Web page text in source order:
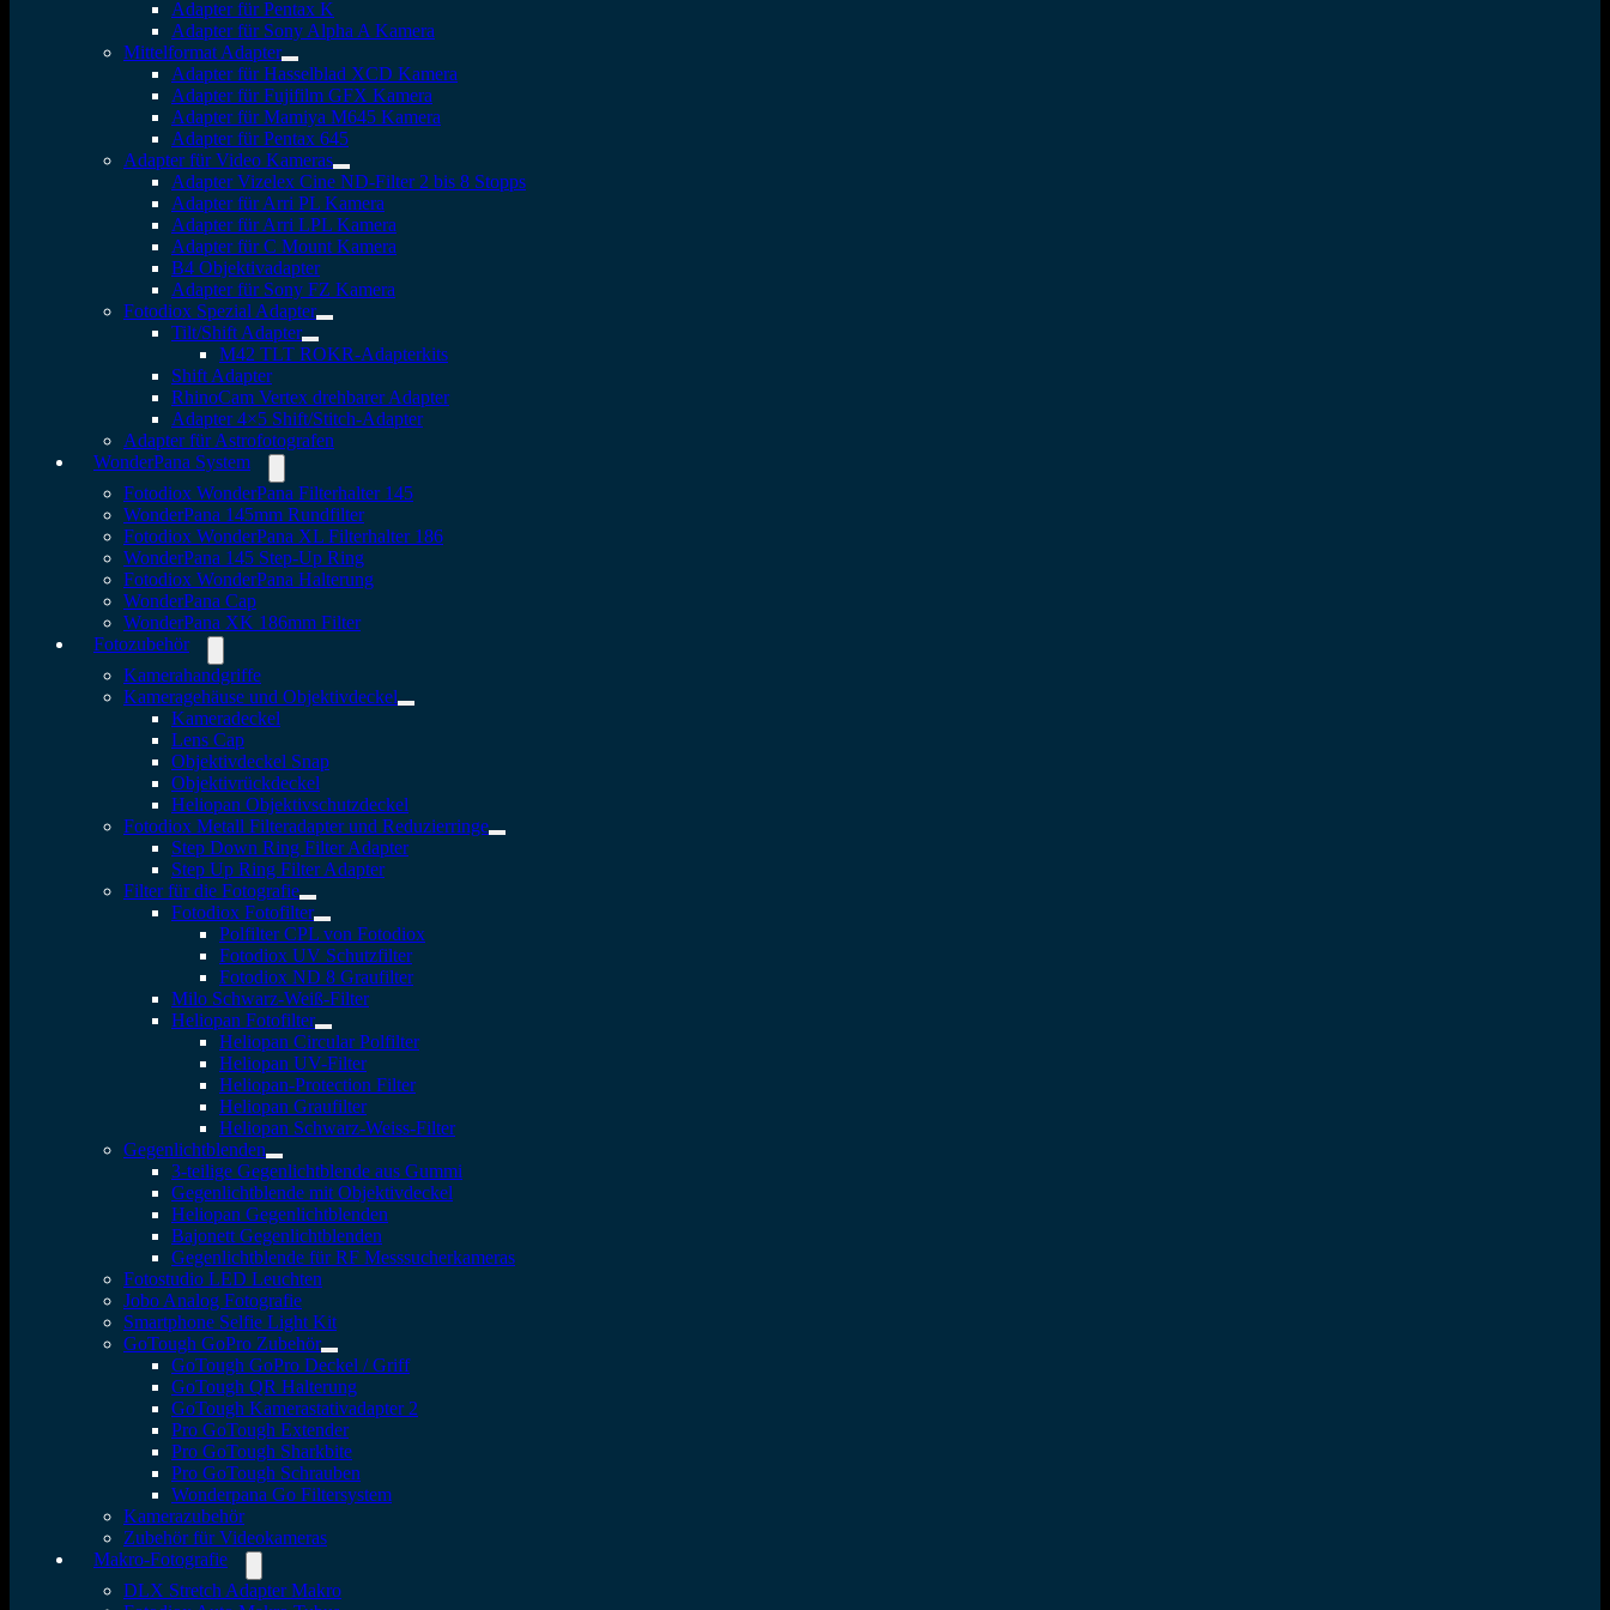
Adapter für Pentax K
Adapter für Sony Alpha A Kamera
Mittelformat Adapter
Adapter für Hasselblad XCD Kamera
Adapter für Fujifilm GFX Kamera
Adapter für Mamiya M645 Kamera
Adapter für Pentax 645
Adapter für Video Kameras
Adapter Vizelex Cine ND-Filter 2 bis 8 Stopps
Adapter für Arri PL Kamera
Adapter für Arri LPL Kamera
Adapter für C Mount Kamera
B4 Objektivadapter
Adapter für Sony FZ Kamera
Fotodiox Spezial Adapter
Tilt/Shift Adapter
M42 TLT ROKR-Adapterkits
Shift Adapter
RhinoCam Vertex drehbarer Adapter
Adapter 4×5 Shift/Stitch-Adapter
Adapter für Astrofotografen
WonderPana System
Fotodiox WonderPana Filterhalter 145
WonderPana 145mm Rundfilter
Fotodiox WonderPana XL Filterhalter 186
WonderPana 145 Step-Up Ring
Fotodiox WonderPana Halterung
WonderPana Cap
WonderPana XK 186mm Filter
Fotozubehör
Kamerahandgriffe
Kameragehäuse und Objektivdeckel
Kameradeckel
Lens Cap
Objektivdeckel Snap
Objektivrückdeckel
Heliopan Objektivschutzdeckel
Fotodiox Metall Filteradapter und Reduzierringe
Step Down Ring Filter Adapter
Step Up Ring Filter Adapter
Filter für die Fotografie
Fotodiox Fotofilter
Polfilter CPL von Fotodiox
Fotodiox UV Schutzfilter
Fotodiox ND 8 Graufilter
Milo Schwarz-Weiß-Filter
Heliopan Fotofilter
Heliopan Circular Polfilter
Heliopan UV-Filter
Heliopan-Protection Filter
Heliopan Graufilter
Heliopan Schwarz-Weiss-Filter
Gegenlichtblenden
3-teilige Gegenlichtblende aus Gummi
Gegenlichtblende mit Objektivdeckel
Heliopan Gegenlichtblenden
Bajonett Gegenlichtblenden
Gegenlichtblende für RF Messsucherkameras
Fotostudio LED Leuchten
Jobo Analog Fotografie
Smartphone Selfie Light Kit
GoTough GoPro Zubehör
GoTough GoPro Deckel / Griff
GoTough QR Halterung
GoTough Kamerastativadapter 2
Pro GoTough Extender
Pro GoTough Sharkbite
Pro GoTough Schrauben
Wonderpana Go Filtersystem
Kamerazubehör
Zubehör für Videokameras
Makro-Fotografie
DLX Stretch Adapter Makro